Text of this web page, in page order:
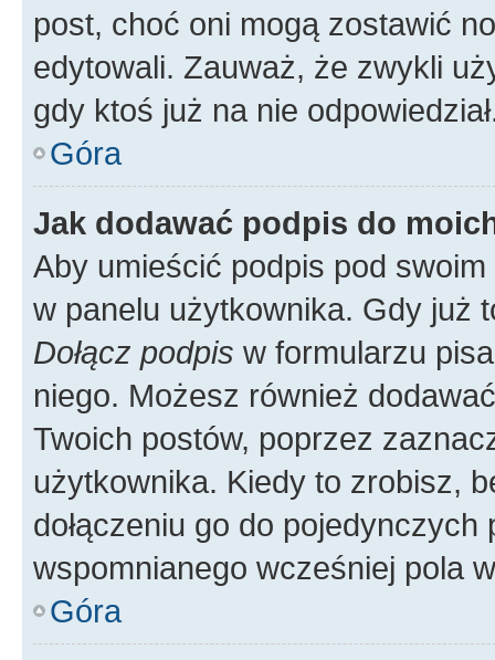
post, choć oni mogą zostawić
edytowali. Zauważ, że zwykli
gdy ktoś już na nie
Góra
Jak dodawać podpis do
Aby umieścić podpis pod
w panelu użytkownika. Gdy już
Dołącz podpis w formularzu
niego. Możesz również
Twoich postów, poprzez
użytkownika. Kiedy to zrobisz,
dołączeniu go do
wspomnianego wcześniej pola
Góra